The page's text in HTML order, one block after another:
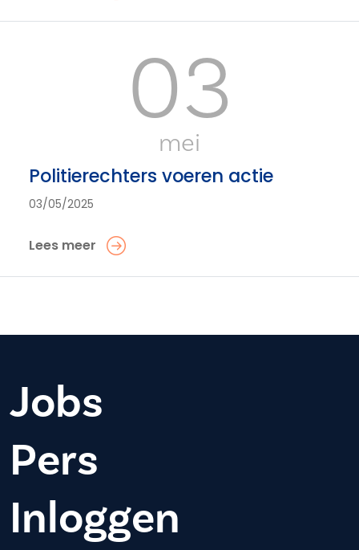
03
mei
Politierechters voeren actie
03/05/2025
Lees meer
Jobs
Pers
Inloggen